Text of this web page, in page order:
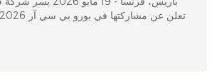
باعتباره أحد التجمعات الرائدة عالميًا في